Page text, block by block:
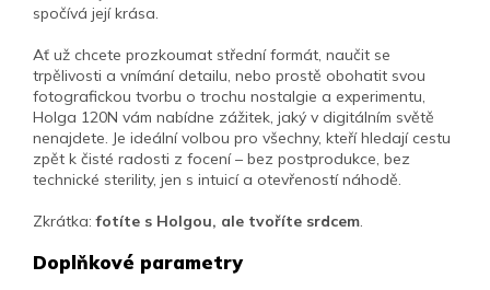
spočívá její krása.
Ať už chcete prozkoumat střední formát, naučit se
trpělivosti a vnímání detailu, nebo prostě obohatit svou
fotografickou tvorbu o trochu nostalgie a experimentu,
Holga 120N vám nabídne zážitek, jaký v digitálním světě
nenajdete. Je ideální volbou pro všechny, kteří hledají cestu
zpět k čisté radosti z focení – bez postprodukce, bez
technické sterility, jen s intuicí a otevřeností náhodě.
Zkrátka:fotíte s Holgou, ale tvoříte srdcem.
Doplňkové parametry